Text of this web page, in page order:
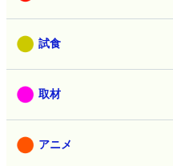
試食
取材
アニメ